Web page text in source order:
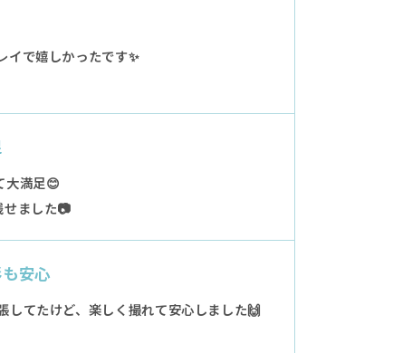
イで嬉しかったです✨
大満足😊
ました📷
安心
してたけど、楽しく撮れて安心しました🙌